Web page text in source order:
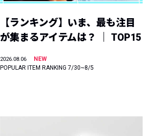
【ランキング】いま、最も注目
が集まるアイテムは？ ｜ TOP15
2026.08.06
NEW
POPULAR ITEM RANKING 7/30~8/5